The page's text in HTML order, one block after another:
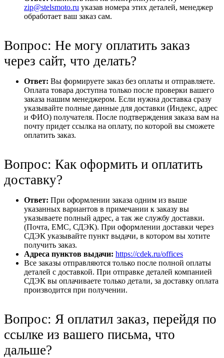
zip@stelsmoto.ru указав номера этих деталей, менеджер
обработает ваш заказ сам.
Вопрос: Не могу оплатить заказ
через сайт, что делать?
Ответ: Вы формируете заказ без оплаты и отправляете.
Оплата товара доступна только после проверки вашего
заказа нашим менеджером. Если нужна доставка сразу
указывайте полные данные для доставки (Индекс, адрес
и ФИО) получателя. После подтверждения заказа вам на
почту придет ссылка на оплату, по которой вы сможете
оплатить заказ.
Вопрос: Как оформить и оплатить
доставку?
Ответ: При оформлении заказа одним из выше
указанных вариантов в примечании к заказу вы
указываете полный адрес, а так же службу доставки.
(Почта, ЕМС, СДЭК). При оформлении доставки через
СДЭК указывайте пункт выдачи, в котором вы хотите
получить заказ.
Адреса пунктов выдачи: https://cdek.ru/offices
Все заказы отправляются только после полной оплаты
деталей с доставкой. При отправке деталей компанией
СДЭК вы оплачиваете только детали, за доставку оплата
производится при получении.
Вопрос: Я оплатил заказ, перейдя по
ссылке из вашего письма, что
дальше?